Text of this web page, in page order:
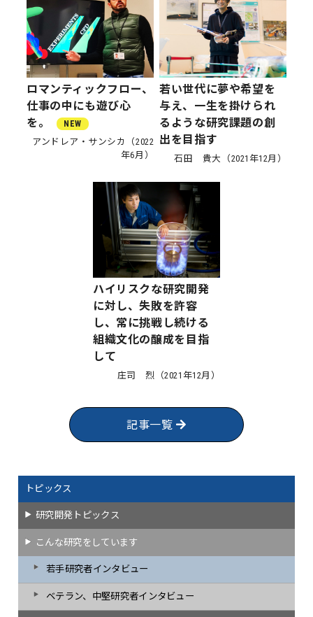
ロマンティックフロー、
仕事の中にも遊び心
を。
NEW
アンドレア・サンシカ（2022
年6月）
若い世代に夢や希望を
与え、一生を掛けられ
るような研究課題の創
出を目指す
石田 貴大（2021年12月）
ハイリスクな研究開発
に対し、失敗を許容
し、常に挑戦し続ける
組織文化の醸成を目指
して
庄司 烈（2021年12月）
記事一覧
トピックス
研究開発トピックス
こんな研究をしています
若手研究者インタビュー
ベテラン、中堅研究者インタビュー